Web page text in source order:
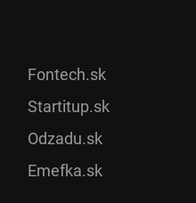
Fontech.sk
Startitup.sk
Odzadu.sk
Emefka.sk